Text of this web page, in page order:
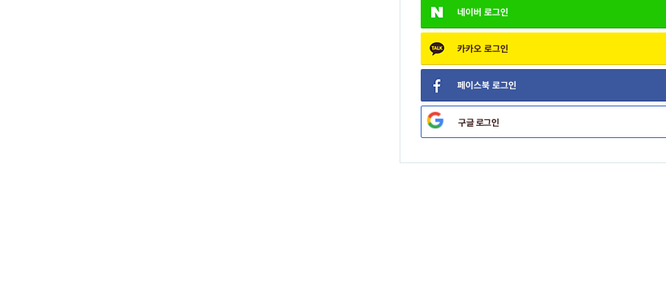
네이버 로그인
카카오 로그인
페이스북 로그인
구글로그인